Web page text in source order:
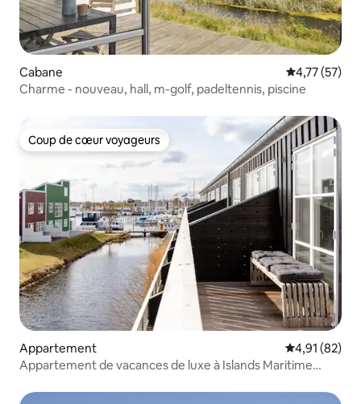
Cabane Évaluation
4,77 (57)
Charme - nouveau, hall, m-golf, padeltennis, piscine
Coup de cœur voyageurs
Coup de cœur voyageurs
Appartement Évaluation
4,91 (82)
Appartement de vacances de luxe à Islands Maritime